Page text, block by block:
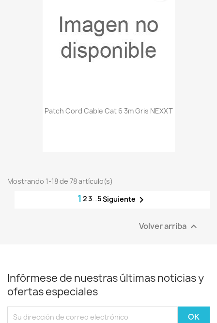
Patch Cord Cable Cat 6 3m Gris NEXXT
Mostrando 1-18 de 78 artículo(s)
1 23…5Siguiente 
Volver arriba 
Infórmese de nuestras últimas noticias y
ofertas especiales